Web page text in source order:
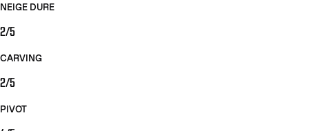
NEIGE DURE
2/5
CARVING
2/5
PIVOT